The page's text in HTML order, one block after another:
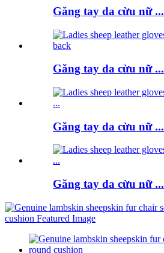
Găng tay da cừu nữ ...
Găng tay da cừu nữ ...
Găng tay da cừu nữ ...
Găng tay da cừu nữ ...